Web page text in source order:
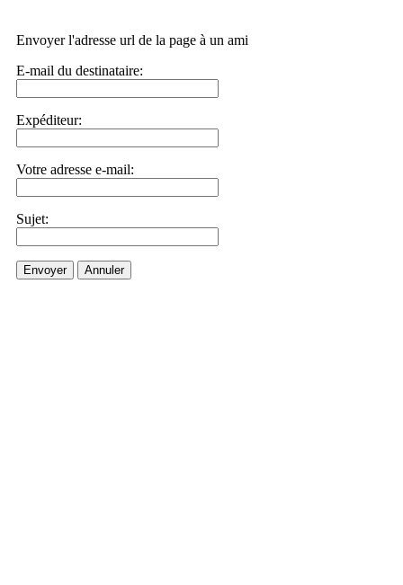
Envoyer l'adresse url de la page à un ami
E-mail du destinataire:
Expéditeur:
Votre adresse e-mail:
Sujet:
Envoyer Annuler